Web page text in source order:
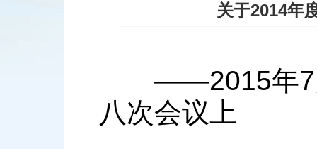
关于2014年
——2015年7月
八次会议上